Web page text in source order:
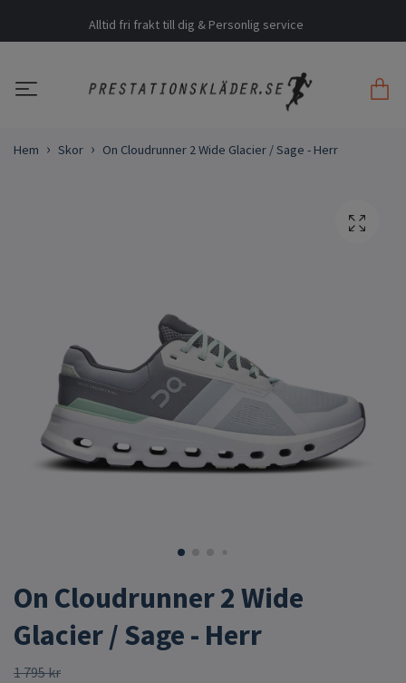
Alltid fri frakt till dig & Personlig service
Hem Skor On Cloudrunner 2 Wide Glacier / Sage - Herr
On Cloudrunner 2 Wide
Glacier / Sage - Herr
1 795 kr